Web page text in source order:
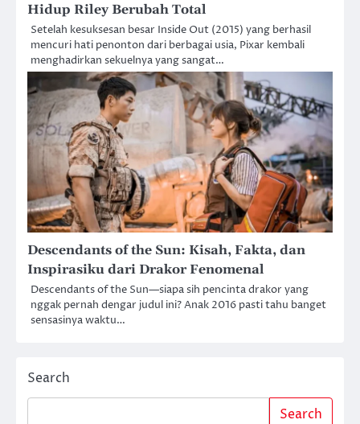
Hidup Riley Berubah Total
Setelah kesuksesan besar Inside Out (2015) yang berhasil
mencuri hati penonton dari berbagai usia, Pixar kembali
menghadirkan sekuelnya yang sangat…
Descendants of the Sun: Kisah, Fakta, dan
Inspirasiku dari Drakor Fenomenal
Descendants of the Sun—siapa sih pencinta drakor yang
nggak pernah dengar judul ini? Anak 2016 pasti tahu banget
sensasinya waktu…
Search
Search